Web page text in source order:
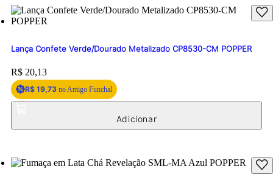
Lança Confete Verde/Dourado Metalizado CP8530-CM POPPER
Price:
R$ 20,13
R$ 19,73 no Amigo Funchal